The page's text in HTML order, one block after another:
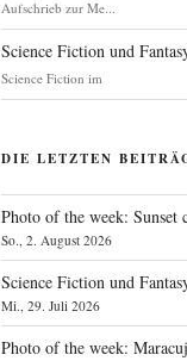
Aufschrieb zur Me...
Science Fiction und
Science Fiction im
DIE LETZTEN
Photo of the week: Sunset
So., 2. August 2026
Science Fiction und
Mi., 29. Juli 2026
Photo of the week: